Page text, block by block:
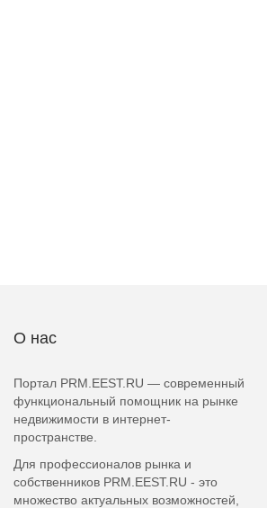
О нас
Портал PRM.EEST.RU — современный
функциональный помощник на рынке
недвижимости в интернет-
пространстве.
Для профессионалов рынка и
собственников PRM.EEST.RU - это
множество актуальных возможностей,